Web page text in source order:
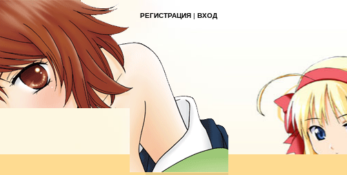
РЕГИСТРАЦИЯ | ВХОД